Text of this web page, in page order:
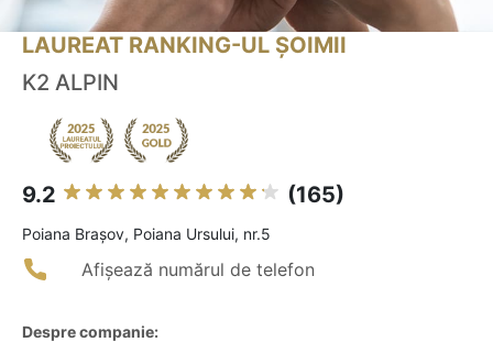
LAUREAT RANKING-UL ȘOIMII
K2 ALPIN
9.2 (165)
Poiana Braşov, Poiana Ursului, nr.5
Afișează numărul de telefon
Despre companie: